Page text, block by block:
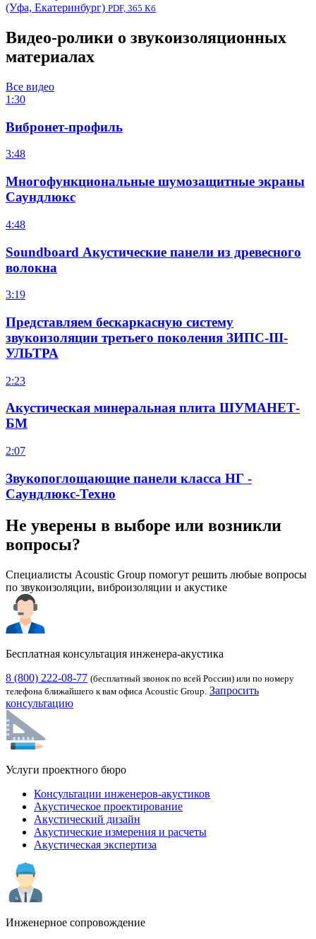
(Уфа, Екатеринбург) PDF, 365 Кб
Видео-ролики о звукоизоляционных
материалах
Все видео
1:30
Вибронет-профиль
3:48
Многофункциональные шумозащитные экраны
Саундлюкс
4:48
Soundboard Акустические панели из древесного
волокна
3:19
Представляем бескаркасную систему
звукоизоляции третьего поколения ЗИПС-III-
УЛЬТРА
2:23
Акустическая минеральная плита ШУМАНЕТ-
БМ
2:07
Звукопоглощающие панели класса НГ -
Саундлюкс-Техно
Не уверены в выборе или возникли
вопросы?
Специалисты Acoustic Group помогут решить любые вопросы
по звукоизоляции, виброизоляции и акустике
Бесплатная консультация инженера-акустика
8 (800) 222-08-77 (бесплатный звонок по всей России) или по номеру
телефона ближайшего к вам офиса Acoustic Group. Запросить
консультацию
Услуги проектного бюро
Консультации инженеров-акустиков
Акустическое проектирование
Акустический дизайн
Акустические измерения и расчеты
Акустическая экспертиза
Инженерное сопровождение